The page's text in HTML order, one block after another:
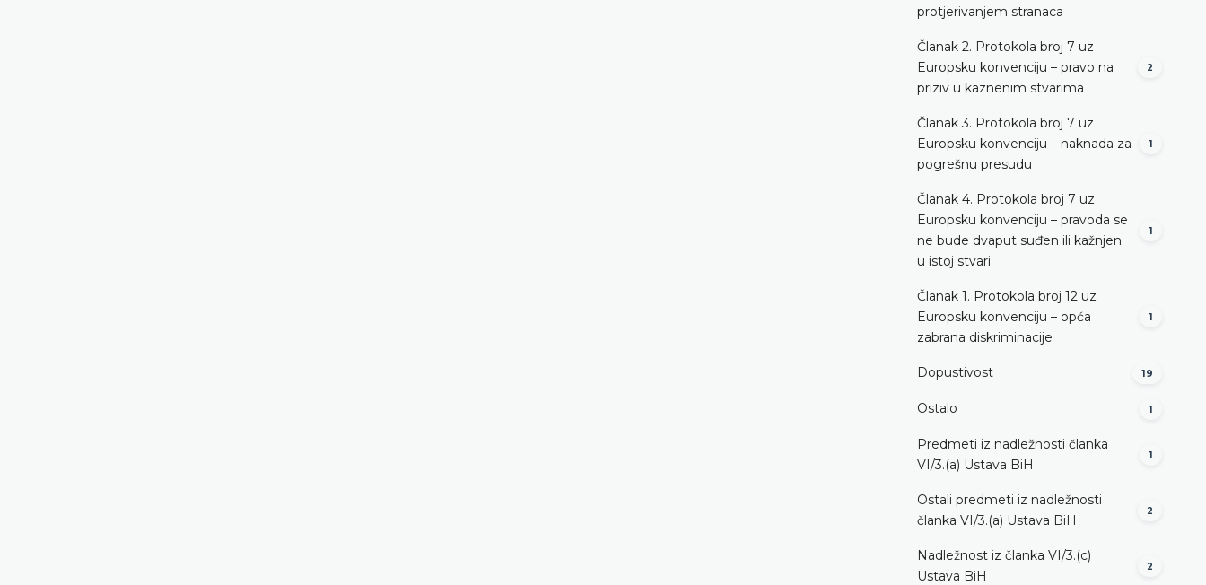
protjerivanjem stranaca
Članak 2. Protokola broj 7 uz
Europsku konvenciju – pravo na
priziv u kaznenim stvarima
2
Članak 3. Protokola broj 7 uz
Europsku konvenciju – naknada za
pogrešnu presudu
1
Članak 4. Protokola broj 7 uz
Europsku konvenciju – pravoda se
ne bude dvaput suđen ili kažnjen
u istoj stvari
1
Članak 1. Protokola broj 12 uz
Europsku konvenciju – opća
zabrana diskriminacije
1
Dopustivost 19
Ostalo 1
Predmeti iz nadležnosti članka
VI/3.(a) Ustava BiH
1
Ostali predmeti iz nadležnosti
članka VI/3.(a) Ustava BiH
2
Nadležnost iz članka VI/3.(c)
Ustava BiH
2